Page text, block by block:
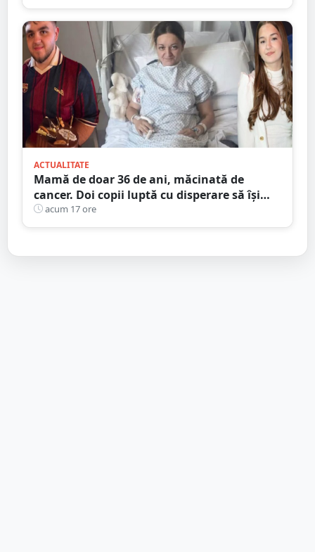
ACTUALITATE
Mamă de doar 36 de ani, măcinată de
cancer. Doi copii luptă cu disperare să își
salveze mama: „Nu o lăsați să se stingă”
acum 17 ore